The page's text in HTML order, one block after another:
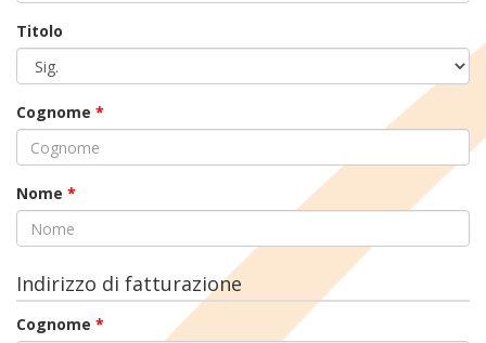
Titolo
Cognome *
Nome *
Indirizzo di fatturazione
Cognome *